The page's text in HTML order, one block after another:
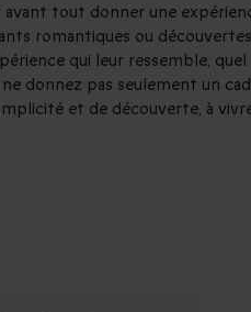
avant tout donner une
romantiques ou
qui leur ressemble,
donnez pas seulement un
et de découverte, à